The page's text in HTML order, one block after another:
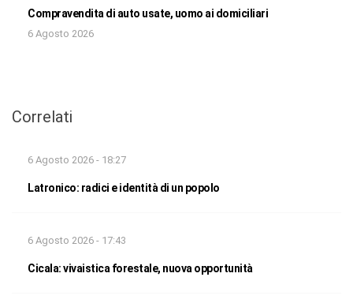
Compravendita di auto usate, uomo ai domiciliari
6 Agosto 2026
Correlati
6 Agosto 2026 - 18:27
Latronico: radici e identità di un popolo
6 Agosto 2026 - 17:43
Cicala: vivaistica forestale, nuova opportunità